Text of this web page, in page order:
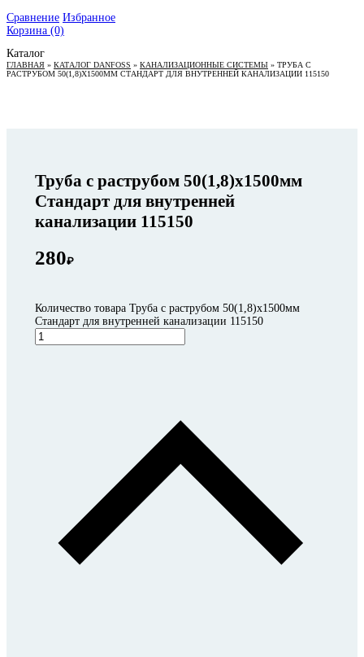
Сравнение Избранное
Корзина (0)
Каталог
ГЛАВНАЯ » КАТАЛОГ DANFOSS » КАНАЛИЗАЦИОННЫЕ СИСТЕМЫ » ТРУБА С
РАСТРУБОМ 50(1,8)X1500ММ СТАНДАРТ ДЛЯ ВНУТРЕННЕЙ КАНАЛИЗАЦИИ 115150
Труба с раструбом 50(1,8)x1500мм
Стандарт для внутренней
канализации 115150
280₽
Количество товара Труба с раструбом 50(1,8)x1500мм
Стандарт для внутренней канализации 115150